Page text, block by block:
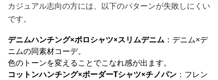
カジュアル志向の方には、以下のパターンが失敗しにくい
です。
デニムハンチング×ポロシャツ×スリムデニム ：デニム×デ
ニムの同素材コーデ。
色のトーンを変えることでこなれ感が出ます。
コットンハンチング×ボーダーTシャツ×チノパン ：フレン